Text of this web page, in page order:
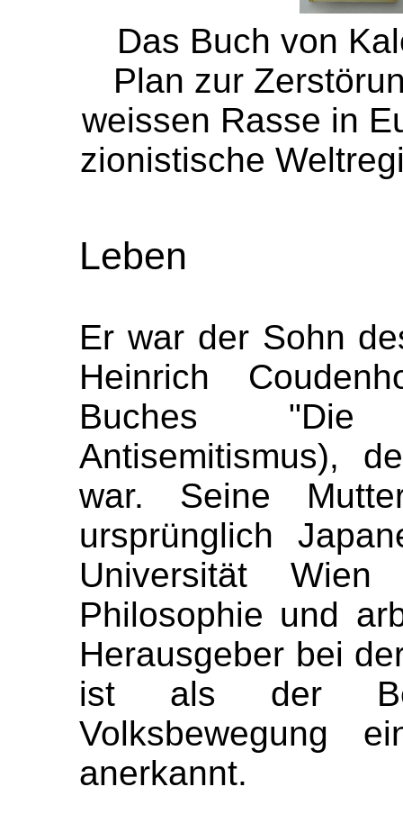
Das Buch von
Plan zur
weissen Rasse in
zionistische
Leben
Er war der Sohn
Heinrich
Buches "Die
Antisemitismus),
war. Seine
ursprünglich
Universität
Philosophie und
Herausgeber bei
ist als der
Volksbewegung
anerkannt.